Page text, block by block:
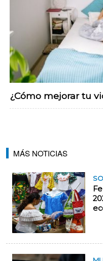
¿Cómo mejorar tu
MÁS NOTICIAS